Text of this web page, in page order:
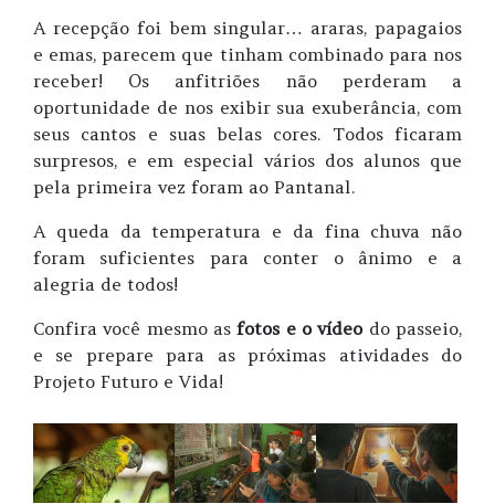
A recepção foi bem singular… araras, papagaios
e emas, parecem que tinham combinado para nos
receber! Os anfitriões não perderam a
oportunidade de nos exibir sua exuberância, com
seus cantos e suas belas cores. Todos ficaram
surpresos, e em especial vários dos alunos que
pela primeira vez foram ao Pantanal.
A queda da temperatura e da fina chuva não
foram suficientes para conter o ânimo e a
alegria de todos!
Confira você mesmo asfotos e o vídeodo passeio,
e se prepare para as próximas atividades do
Projeto Futuro e Vida!